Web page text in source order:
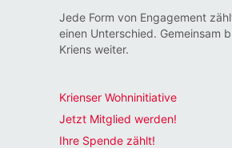
Jede Form von Engagement
einen Unterschied. Gemeinsam
Kriens weiter.
Krienser Wohninitiative
Jetzt Mitglied werden!
Ihre Spende zählt!